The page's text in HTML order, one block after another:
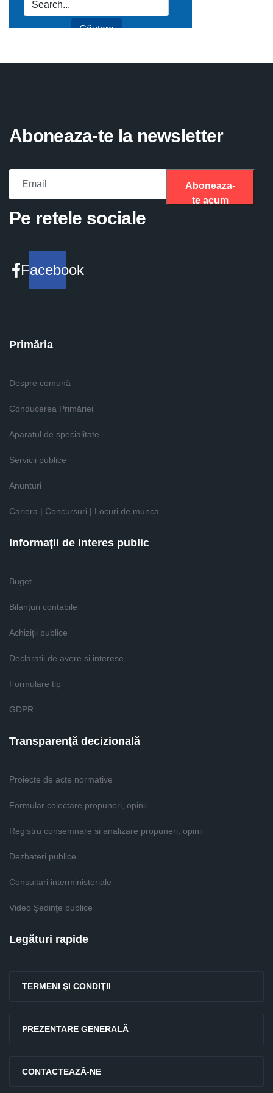
Aboneaza-te la newsletter
Aboneaza-
te acum
Pe retele sociale
Facebook
Primăria
Despre comună
Conducerea Primăriei
Aparatul de specialitate
Servicii publice
Anunturi
Cariera | Concursuri | Locuri de munca
Informaţii de interes public
Buget
Bilanţuri contabile
Achiziţii publice
Declaratii de avere si interese
Formulare tip
GDPR
Transparenţă decizională
Proiecte de acte normative
Formular colectare propuneri, opinii
Registru consemnare si analizare propuneri, opinii
Dezbateri publice
Consultari interministeriale
Video Şedinţe publice
Legături rapide
TERMENI ŞI CONDIŢII
PREZENTARE GENERALĂ
CONTACTEAZĂ-NE